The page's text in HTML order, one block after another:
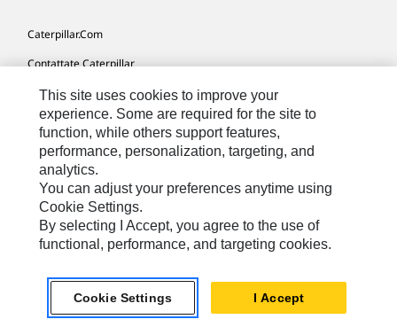
Caterpillar.com
Contattate Caterpillar
Le Mie Preferenze Di Marketing
Mappa Del Sito
Cookie Settings
Informazioni Legali
Tutela Della Privacy
Europe - Italian© 2026 Caterpillar. Tutti i diritti riservati.
This site uses cookies to improve your
experience. Some are required for the site to
function, while others support features,
performance, personalization, targeting, and
analytics.
You can adjust your preferences anytime using
Cookie Settings.
By selecting I Accept, you agree to the use of
functional, performance, and targeting cookies.
Cookie Settings I Accept